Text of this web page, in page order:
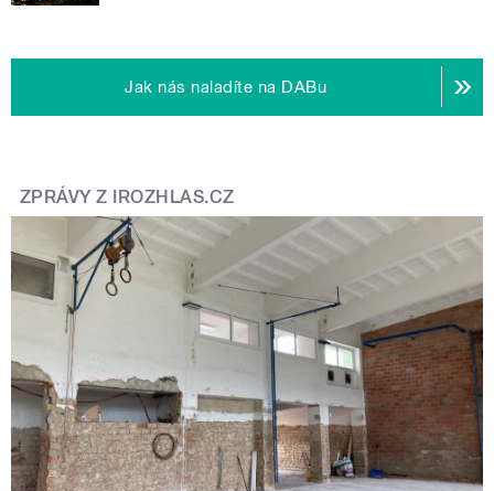
Jak nás naladíte na DABu
ZPRÁVY Z IROZHLAS.CZ